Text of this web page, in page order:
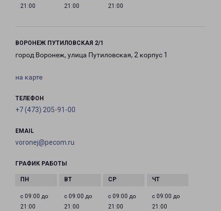
21:00
21:00
21:00
ВОРОНЕЖ ПУТИЛОВСКАЯ 2/1
город Воронеж, улица Путиловская, 2 корпус 1
на карте
ТЕЛЕФОН
+7 (473) 205-91-00
EMAIL
voronej@pecom.ru
ГРАФИК РАБОТЫ
с 09:00 до
21:00
с 09:00 до
21:00
с 09:00 до
21:00
с 09:00 до
21:00